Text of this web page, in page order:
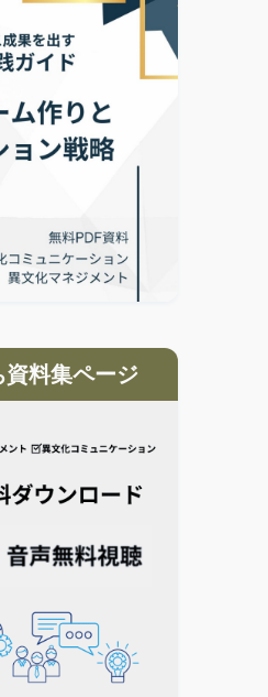
資料集ページ